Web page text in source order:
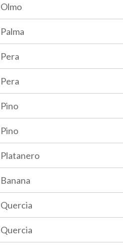
Olmo
Palma
Pera
Pera
Pino
Pino
Platanero
Banana
Quercia
Quercia